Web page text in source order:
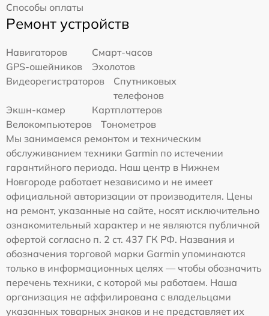
Способы оплаты
Ремонт устройств
Навигаторов
Смарт-часов
GPS-ошейников
Эхолотов
Видеорегистраторов
Спутниковых
телефонов
Экшн-камер
Картплоттеров
Велокомпьютеров
Тонометров
Мы занимаемся ремонтом и техническим
обслуживанием техники Garmin по истечении
гарантийного периода. Наш центр в Нижнем
Новгороде работает независимо и не имеет
официальной авторизации от производителя. Цены
на ремонт, указанные на сайте, носят исключительно
ознакомительный характер и не являются публичной
офертой согласно п. 2 ст. 437 ГК РФ. Названия и
обозначения торговой марки Garmin упоминаются
только в информационных целях — чтобы обозначить
перечень техники, с которой мы работаем. Наша
организация не аффилирована с владельцами
указанных товарных знаков и не представляет их